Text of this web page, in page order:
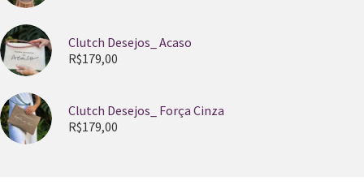
Clutch Desejos_ Acaso
R$179,00
Clutch Desejos_ Força Cinza
R$179,00